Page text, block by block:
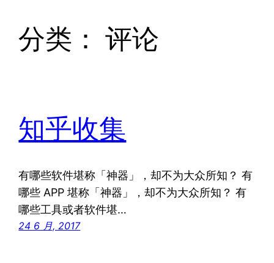
分类：评论
知乎收集
有哪些软件堪称「神器」，却不为大众所知？ 有
哪些 APP 堪称「神器」，却不为大众所知？ 有
哪些工具或者软件堪…
24 6 月, 2017